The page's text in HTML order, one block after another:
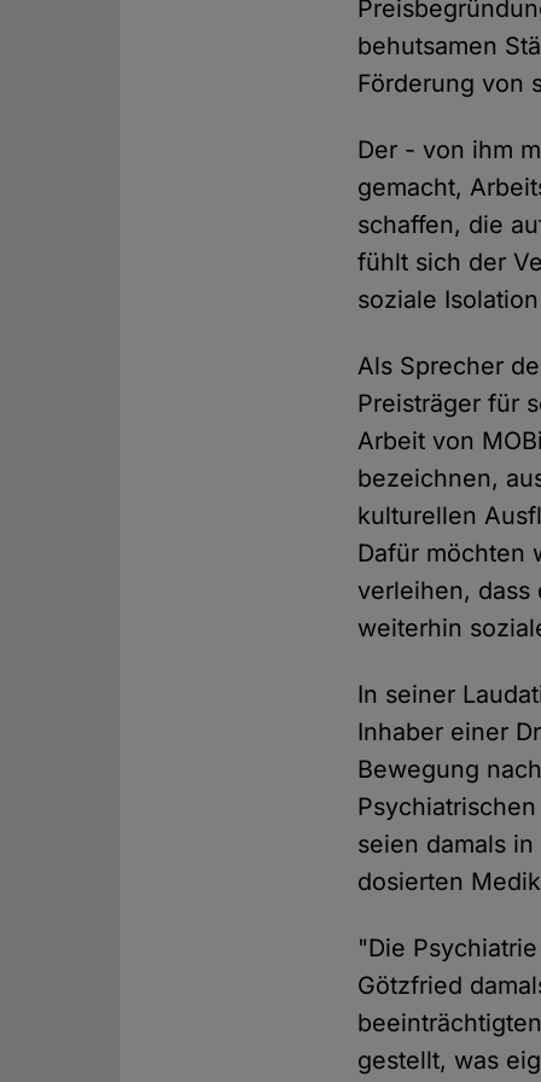
behutsamen
Förderung von
Der - von ihm
gemacht,
schaffen, die
fühlt sich der
soziale
Als Sprecher
Preisträger für
Arbeit von
bezeichnen,
kulturellen
Dafür möchten
verleihen, dass
weiterhin
In seiner
Inhaber einer
Bewegung
seien damals
dosierten
"Die
Götzfried
gestellt, was